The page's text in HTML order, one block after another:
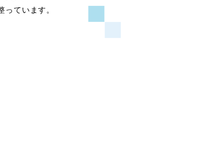
ています。